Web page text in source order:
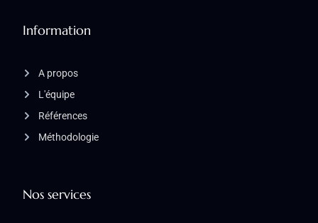
Nos services
Information
A propos
L'équipe
Références
Méthodologie